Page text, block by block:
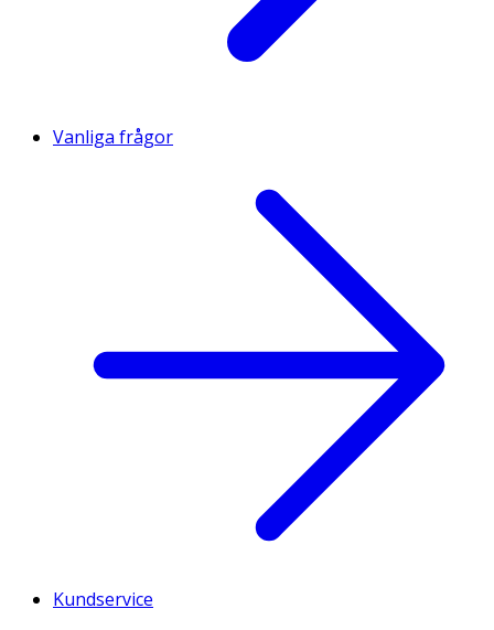
Vanliga frågor
Kundservice